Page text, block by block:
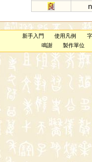
良
新手入門 使用凡例
鳴謝
製作單位